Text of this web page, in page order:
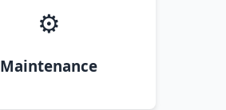
⚙️
Maintenance